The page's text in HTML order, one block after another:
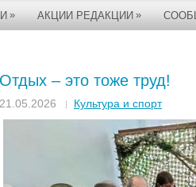
» АКЦИИ РЕДАКЦИИ »
Отдых – это тоже труд!
21.05.2026 Культура и спорт